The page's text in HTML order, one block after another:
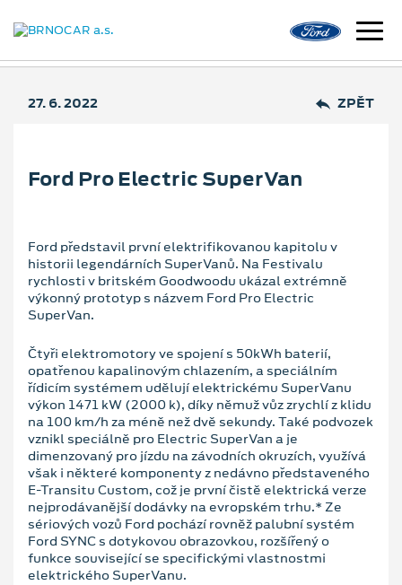
27. 6. 2022 ZPĚT
Ford Pro Electric SuperVan
Ford představil první elektrifikovanou kapitolu v
historii legendárních SuperVanů. Na Festivalu
rychlosti v britském Goodwoodu ukázal extrémně
výkonný prototyp s názvem Ford Pro Electric
SuperVan.
Čtyři elektromotory ve spojení s 50kWh baterií,
opatřenou kapalinovým chlazením, a speciálním
řídicím systémem udělují elektrickému SuperVanu
výkon 1471 kW (2000 k), díky němuž vůz zrychlí z klidu
na 100 km/h za méně než dvě sekundy. Také podvozek
vznikl speciálně pro Electric SuperVan a je
dimenzovaný pro jízdu na závodních okruzích, využívá
však i některé komponenty z nedávno představeného
E-Transitu Custom, což je první čistě elektrická verze
nejprodávanější dodávky na evropském trhu.* Ze
sériových vozů Ford pochází rovněž palubní systém
Ford SYNC s dotykovou obrazovkou, rozšířený o
funkce související se specifickými vlastnostmi
elektrického SuperVanu.